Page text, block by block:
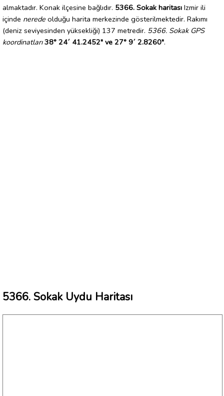
almaktadır. Konak ilçesine bağlıdır. 5366. Sokak haritası Izmir ili
içinde nerede olduğu harita merkezinde gösterilmektedir. Rakımı
(deniz seviyesinden yüksekliği) 137 metredir. 5366. Sokak GPS
koordinatları 38° 24´ 41.2452" ve 27° 9´ 2.8260".
5366. Sokak Uydu Haritası